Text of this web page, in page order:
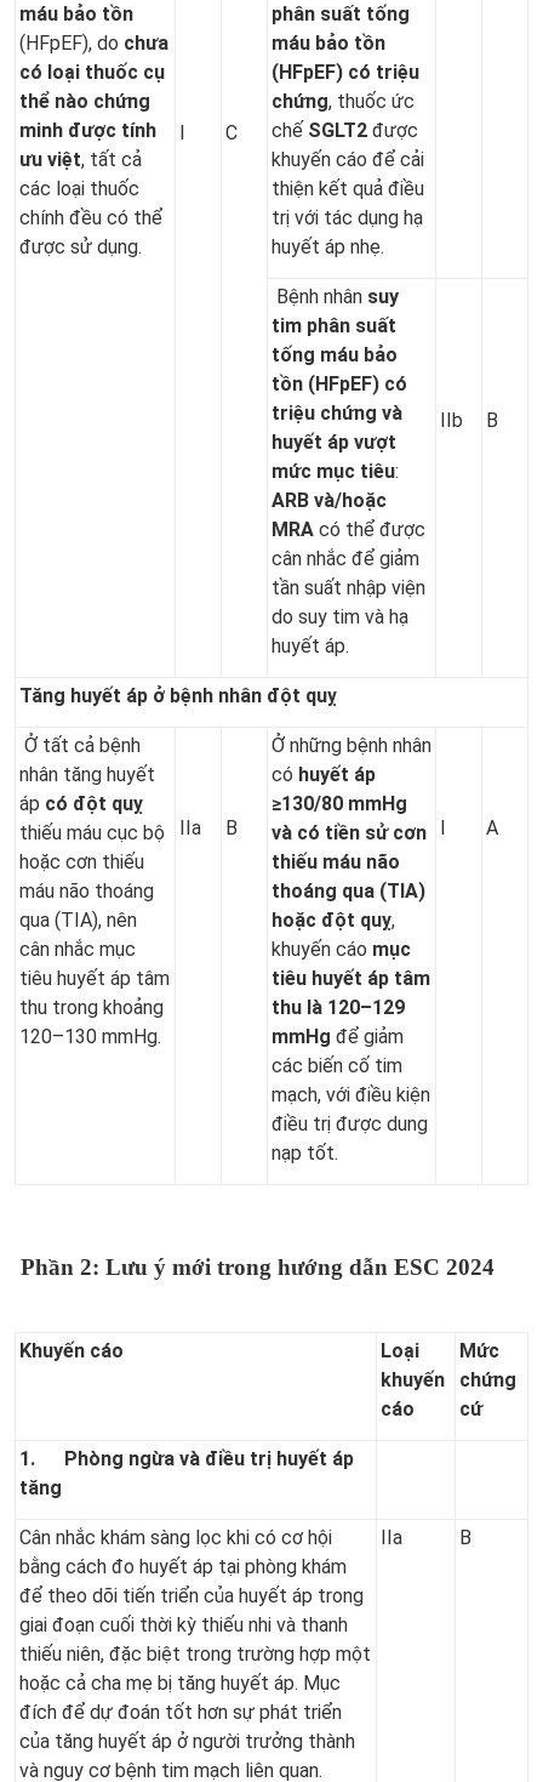
máu bảo tồn
(HFpEF), do chưa
có loại thuốc cụ
thể nào chứng
minh được tính
ưu việt, tất cả
các loại thuốc
chính đều có thể
được sử dụng.
I C
phân suất tống
máu bảo tồn
(HFpEF) có triệu
chứng, thuốc ức
chế SGLT2 được
khuyến cáo để cải
thiện kết quả điều
trị với tác dụng hạ
huyết áp nhẹ.
Bệnh nhân suy
tim phân suất
tống máu bảo
tồn (HFpEF) có
triệu chứng và
huyết áp vượt
mức mục tiêu:
ARB và/hoặc
MRA có thể được
cân nhắc để giảm
tần suất nhập viện
do suy tim và hạ
huyết áp.
IIb B
Tăng huyết áp ở bệnh nhân đột quỵ
Ở tất cả bệnh
nhân tăng huyết
áp có đột quỵ
thiếu máu cục bộ
hoặc cơn thiếu
máu não thoáng
qua (TIA), nên
cân nhắc mục
tiêu huyết áp tâm
thu trong khoảng
120–130 mmHg.
IIa B
Ở những bệnh nhân
có huyết áp
≥130/80 mmHg
và có tiền sử cơn
thiếu máu não
thoáng qua (TIA)
hoặc đột quỵ,
khuyến cáo mục
tiêu huyết áp tâm
thu là 120–129
mmHg để giảm
các biến cố tim
mạch, với điều kiện
điều trị được dung
nạp tốt.
I A
Phần 2: Lưu ý mới trong hướng dẫn ESC 2024
Khuyến cáo
Loại
khuyến
cáo
Mức
chứng
cứ
1.
Phòng ngừa và điều trị huyết áp
tăng
Cân nhắc khám sàng lọc khi có cơ hội
bằng cách đo huyết áp tại phòng khám
để theo dõi tiến triển của huyết áp trong
giai đoạn cuối thời kỳ thiếu nhi và thanh
thiếu niên, đặc biệt trong trường hợp một
hoặc cả cha mẹ bị tăng huyết áp. Mục
đích để dự đoán tốt hơn sự phát triển
của tăng huyết áp ở người trưởng thành
và nguy cơ bệnh tim mạch liên quan.
IIa B